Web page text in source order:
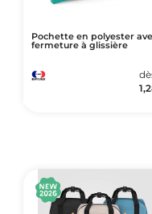
Pochette en polyester
fermeture à glissière